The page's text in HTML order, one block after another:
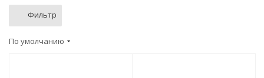
Фильтр
По умолчанию